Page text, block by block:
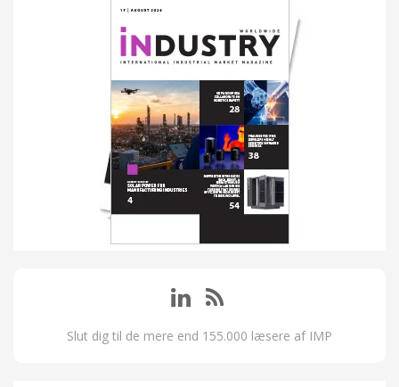
Slut dig til de mere end 155.000 læsere af IMP